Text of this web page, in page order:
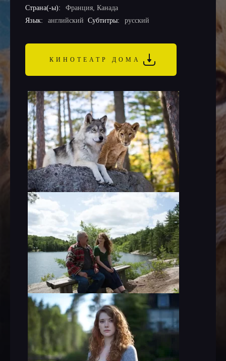
Страна(-ы):
Франция, Канада
Язык:
английский Субтитры: русский
КИНОТЕАТР ДОМА